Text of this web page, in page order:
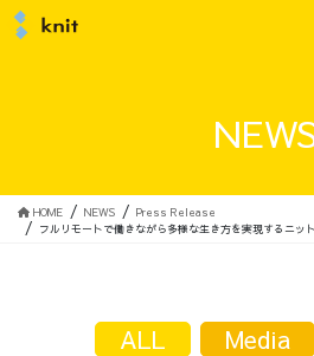
HOME NEWS
Press Release
フルリモートで働きながら多様な生き方を実現するニッ
ALL Media